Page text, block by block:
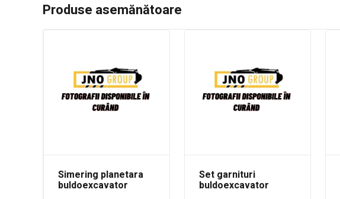
Produse asemănătoare
Simering planetara
buldoexcavator
Set garnituri
buldoexcavator